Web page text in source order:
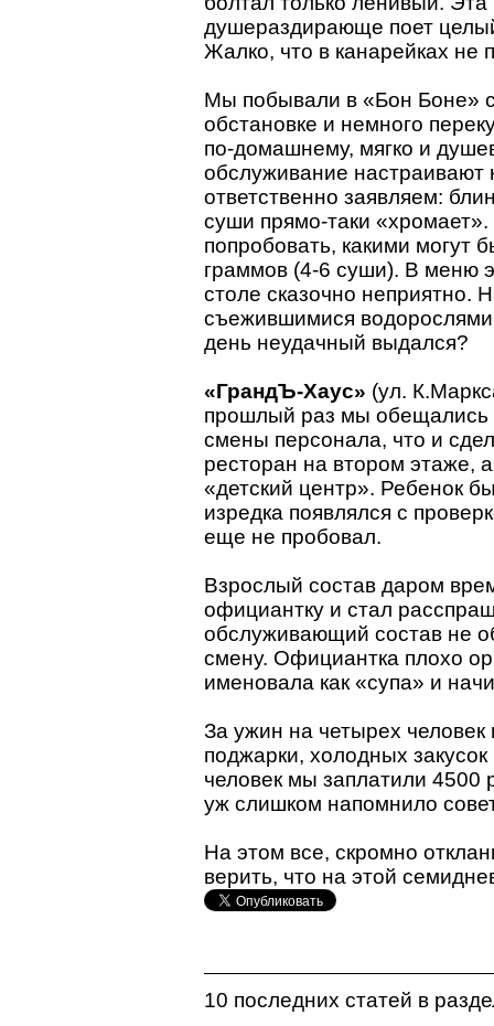
душераздирающе поет
Жалко, что в канарейках не
Мы побывали в «Бон Боне»
обстановке и немного
по-домашнему, мягко и
обслуживание
ответственно заявляем:
суши прямо-таки
попробовать, какими могут
граммов (4-6 суши). В меню
столе сказочно неприятно.
съежившимися
день неудачный выдался?
«ГрандЪ-Хаус» (ул.
прошлый раз мы обещались
смены персонала, что и
ресторан на втором этаже,
«детский центр». Ребенок
изредка появлялся с
еще не пробовал.
Взрослый состав даром
официантку и стал
обслуживающий состав не
смену. Официантка плохо
именовала как «супа» и
За ужин на четырех
поджарки, холодных
человек мы заплатили 4500
уж слишком напомнило
На этом все, скромно
верить, что на этой
10 последних статей в